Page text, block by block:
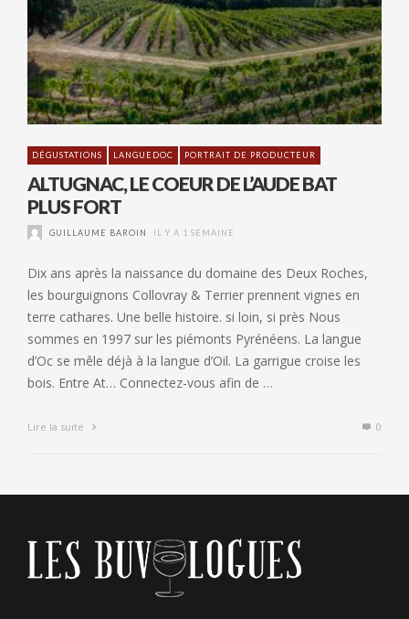
DÉGUSTATIONS LANGUEDOC PORTRAIT DE PRODUCTEUR
ALTUGNAC, LE COEUR DE L’AUDE BAT
PLUS FORT
GUILLAUME BAROIN IL Y A 1 SEMAINE
Dix ans après la naissance du domaine des Deux Roches,
les bourguignons Collovray & Terrier prennent vignes en
terre cathares. Une belle histoire. si loin, si près Nous
sommes en 1997 sur les piémonts Pyrénéens. La langue
d’Oc se mêle déjà à la langue d’Oil. La garrigue croise les
bois. Entre At… Connectez-vous afin de …
Lire la suite 0